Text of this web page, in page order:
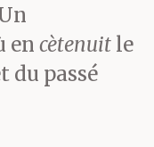
lie
en cètenuit le
du passé